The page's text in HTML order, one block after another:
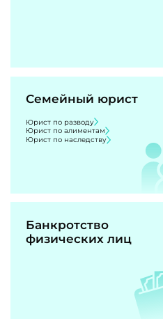
Семейный юрист
Юрист по разводу
Юрист по алиментам
Юрист по наследству
Банкротство
физических лиц